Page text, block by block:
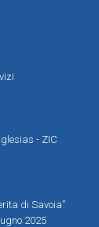
- ZIC
di Savoia”
2025